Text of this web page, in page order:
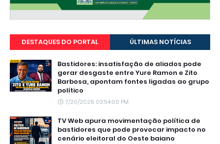
DESTAQUES DO PORTAL ÚLTIMAS NOTÍCIAS
Bastidores: insatisfação de aliados pode
gerar desgaste entre Yure Ramon e Zito
Barbosa, apontam fontes ligadas ao grupo
político
7/20/2026 03:54:00 PM
TV Web apura movimentação política de
bastidores que pode provocar impacto no
cenário eleitoral do Oeste baiano